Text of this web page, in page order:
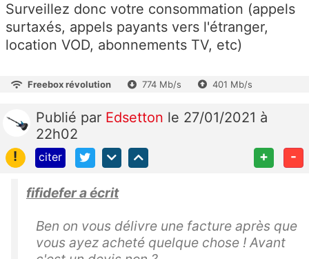
Surveillez donc votre consommation (appels
surtaxés, appels payants vers l'étranger,
location VOD, abonnements TV, etc)
Freebox révolution 774 Mb/s 401 Mb/s
Publié par Edsetton le 27/01/2021 à
22h02
!
citer + -
fifidefer a écrit
Ben on vous délivre une facture après que
vous ayez acheté quelque chose ! Avant